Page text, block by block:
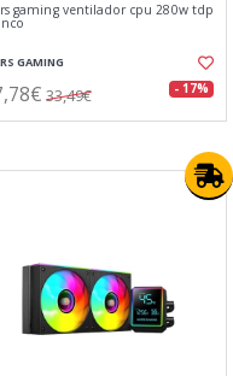
gaming ventilador cpu 280w tdp
GAMING
33,49€ - 17%